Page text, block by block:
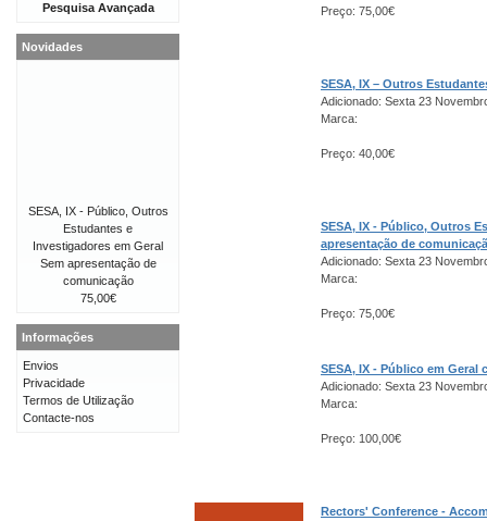
Preço: 75,00€
SESA, IX – Outros
Adicionado: Sexta 23
Marca:
Preço: 40,00€
SESA, IX - Público, Outros
apresentação de
Adicionado: Sexta 23
Marca:
Preço: 75,00€
SESA, IX - Público em
Adicionado: Sexta 23
Marca:
Preço: 100,00€
Rectors' Conference -
Pesquisa Avançada
Novidades
SESA, IX - Público, Outros
Estudantes e
Investigadores em Geral
Sem apresentação de
comunicação
75,00€
Informações
Envios
Privacidade
Termos de Utilização
Contacte-nos